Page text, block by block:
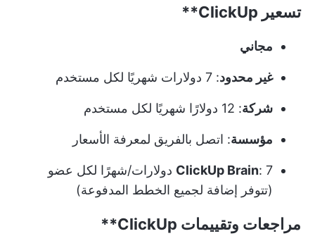
تسعير ClickUp**
مجاني
غير محدود: 7 دولارات شهريًا لكل مستخدم
شركة: 12 دولارًا شهريًا لكل مستخدم
مؤسسة: اتصل بالفريق لمعرفة الأسعار
ClickUp Brain : 7 دولارات/شهرًا لكل عضو
(تتوفر إضافة لجميع الخطط المدفوعة)
مراجعات وتقييمات ClickUp**